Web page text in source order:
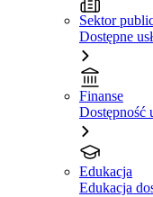
Sektor
Dostępne
Finanse
Dostępność
Edukacja
Edukacja